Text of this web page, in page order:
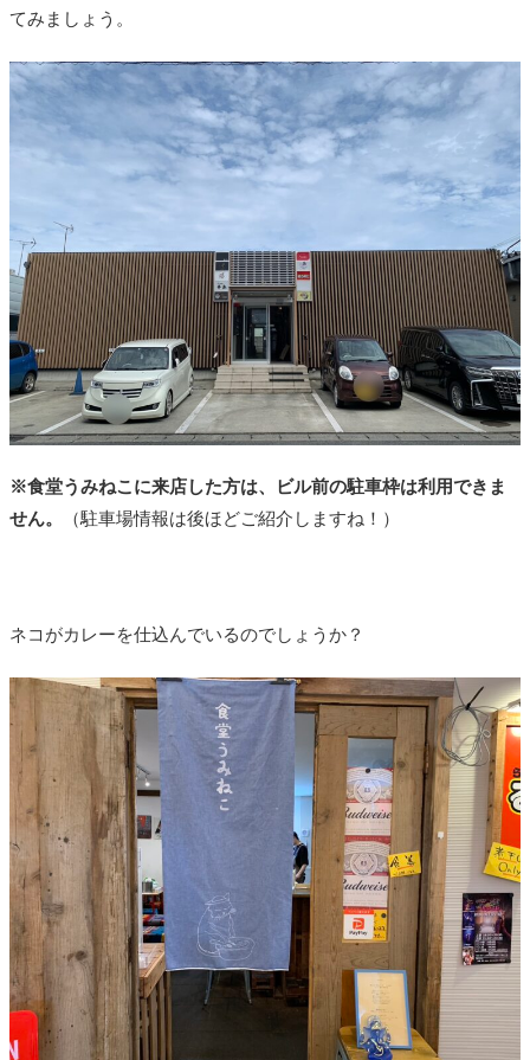
てみましょう。
※食堂うみねこに来店した方は、ビル前の駐車枠は利用できま
せん。
（駐車場情報は後ほどご紹介しますね！）
ネコがカレーを仕込んでいるのでしょうか？